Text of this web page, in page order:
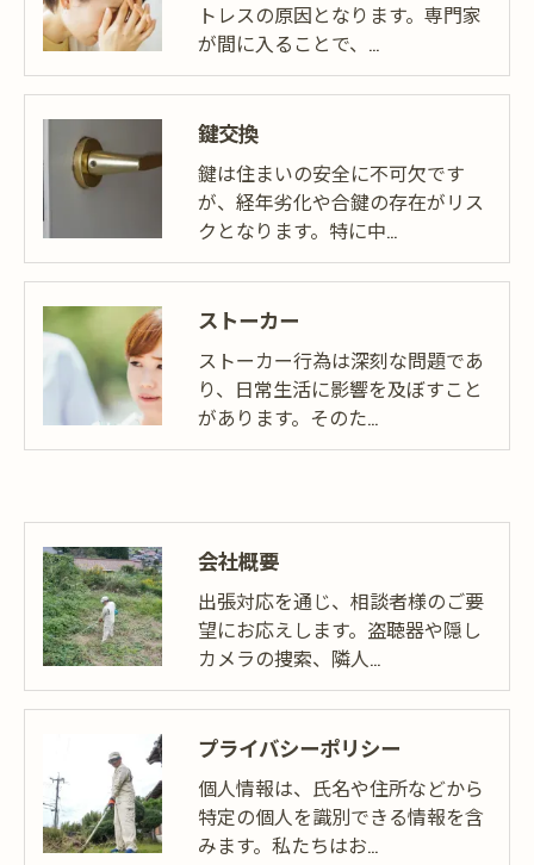
トレスの原因となります。専門家
が間に入ることで、…
鍵交換
鍵は住まいの安全に不可欠です
が、経年劣化や合鍵の存在がリス
クとなります。特に中…
ストーカー
ストーカー行為は深刻な問題であ
り、日常生活に影響を及ぼすこと
があります。そのた…
会社概要
出張対応を通じ、相談者様のご要
望にお応えします。盗聴器や隠し
カメラの捜索、隣人…
プライバシーポリシー
個人情報は、氏名や住所などから
特定の個人を識別できる情報を含
みます。私たちはお…